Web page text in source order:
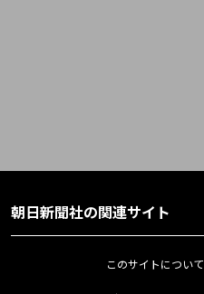
朝日新聞社の関連サイト
このサイトについて